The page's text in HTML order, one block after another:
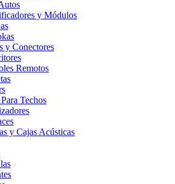
y Módulos
y Conectores
Remotos
Techos
y Cajas Acústicas